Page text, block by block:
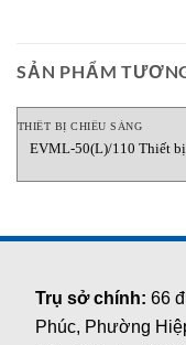
SẢN PHẨM
THIẾT BỊ CHIẾU SÁNG
EVML-50(L)/110 Thiết
Trụ sở chính:66
Phúc, Phường